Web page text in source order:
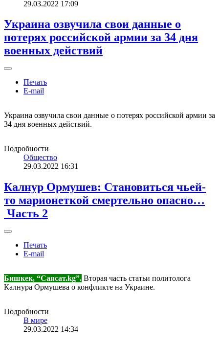
29.03.2022 17:09
Украина озвучила свои данные о
потерях российской армии за 34 дня
военных действий
Печать
E-mail
Украина озвучила свои данные о потерях российской армии за
34 дня военных действий.
Подробности
Общество
29.03.2022 16:31
Калнур Ормушев: Становиться чьей-
то марионеткой смертельно опасно…
Часть 2
Печать
E-mail
Бишкек, “Саясат.kg”. Вторая часть статьи политолога
Калнура Ормушева о конфликте на Украине.
Подробности
В мире
29.03.2022 14:34